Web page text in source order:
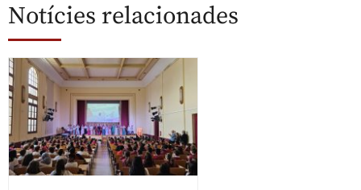
Notícies relacionades